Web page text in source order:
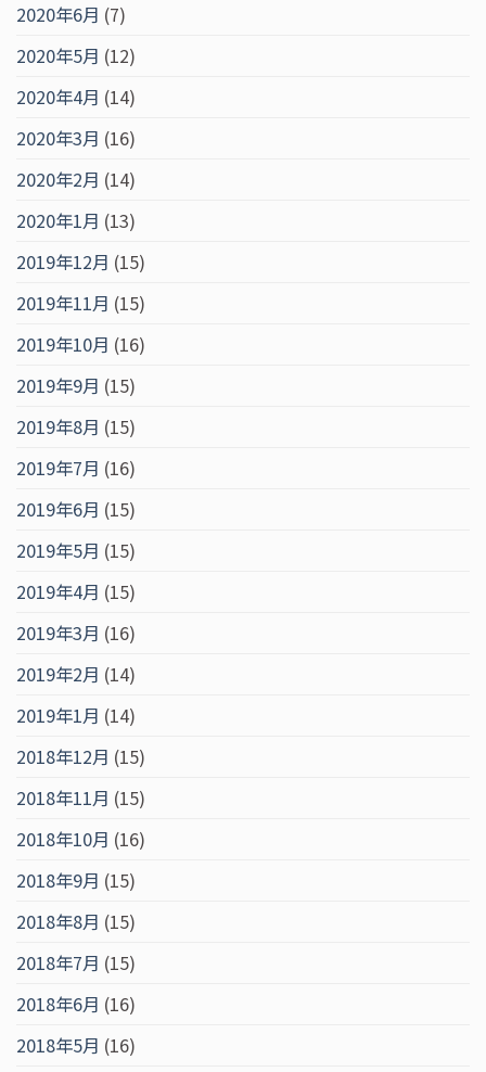
2020年6月 (7)
2020年5月 (12)
2020年4月 (14)
2020年3月 (16)
2020年2月 (14)
2020年1月 (13)
2019年12月 (15)
2019年11月 (15)
2019年10月 (16)
2019年9月 (15)
2019年8月 (15)
2019年7月 (16)
2019年6月 (15)
2019年5月 (15)
2019年4月 (15)
2019年3月 (16)
2019年2月 (14)
2019年1月 (14)
2018年12月 (15)
2018年11月 (15)
2018年10月 (16)
2018年9月 (15)
2018年8月 (15)
2018年7月 (15)
2018年6月 (16)
2018年5月 (16)